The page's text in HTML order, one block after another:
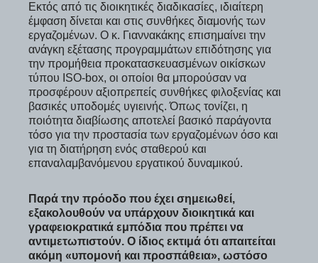
Εκτός από τις διοικητικές διαδικασίες, ιδιαίτερη
έμφαση δίνεται και στις συνθήκες διαμονής των
εργαζομένων. Ο κ. Γιαννακάκης επισημαίνει την
ανάγκη εξέτασης προγραμμάτων επιδότησης για
την προμήθεια προκατασκευασμένων οικίσκων
τύπου ISO-box, οι οποίοι θα μπορούσαν να
προσφέρουν αξιοπρεπείς συνθήκες φιλοξενίας και
βασικές υποδομές υγιεινής. Όπως τονίζει, η
ποιότητα διαβίωσης αποτελεί βασικό παράγοντα
τόσο για την προστασία των εργαζομένων όσο και
για τη διατήρηση ενός σταθερού και
επαναλαμβανόμενου εργατικού δυναμικού.
Παρά την πρόοδο που έχει σημειωθεί,
εξακολουθούν να υπάρχουν διοικητικά και
γραφειοκρατικά εμπόδια που πρέπει να
αντιμετωπιστούν. Ο ίδιος εκτιμά ότι απαιτείται
ακόμη «υπομονή και προσπάθεια», ωστόσο